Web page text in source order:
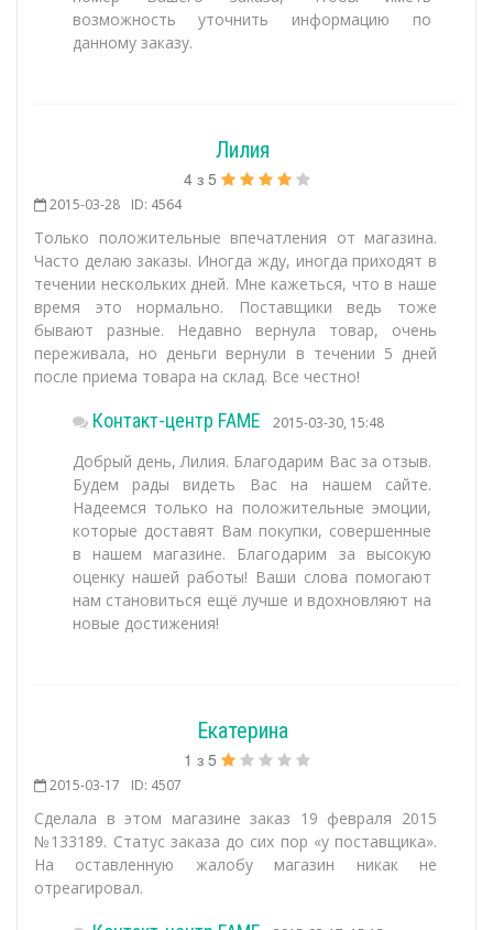
возможность уточнить информацию по
данному заказу.
Лилия
4з 5
2015-03-28 ID: 4564
Только положительные впечатления от магазина.
Часто делаю заказы. Иногда жду, иногда приходят в
течении нескольких дней. Мне кажеться, что в наше
время это нормально. Поставщики ведь тоже
бывают разные. Недавно вернула товар, очень
переживала, но деньги вернули в течении 5 дней
после приема товара на склад. Все честно!
Контакт-центр FAME 2015-03-30, 15:48
Добрый день, Лилия. Благодарим Вас за отзыв.
Будем рады видеть Вас на нашем сайте.
Надеемся только на положительные эмоции,
которые доставят Вам покупки, совершенные
в нашем магазине. Благодарим за высокую
оценку нашей работы! Ваши слова помогают
нам становиться ещё лучше и вдохновляют на
новые достижения!
Екатерина
1 з 5
2015-03-17 ID: 4507
Сделала в этом магазине заказ 19 февраля 2015
№133189. Статус заказа до сих пор «у поставщика».
На оставленную жалобу магазин никак не
отреагировал.